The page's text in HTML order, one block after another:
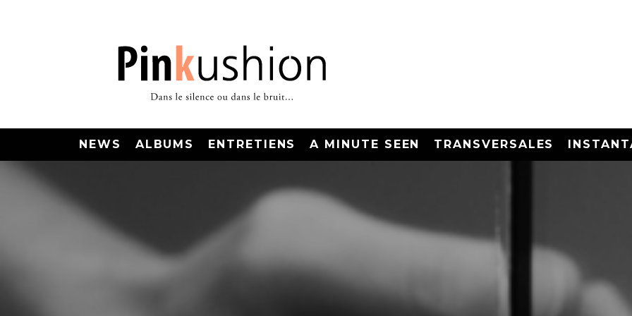
NEWS ALBUMS ENTRETIENS A MINUTE SEEN TRANSVERSALES